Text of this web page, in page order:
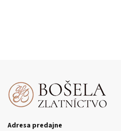
Adresa predajne